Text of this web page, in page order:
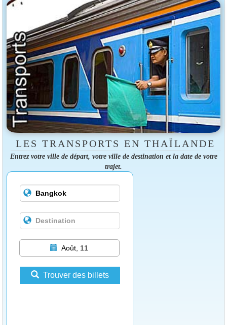
LES TRANSPORTS EN THAÏLANDE
Entrez votre ville de départ, votre ville de destination et la date de votre
trajet.
Août, 11
Trouver des billets